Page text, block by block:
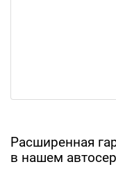
Расширенная
в нашем